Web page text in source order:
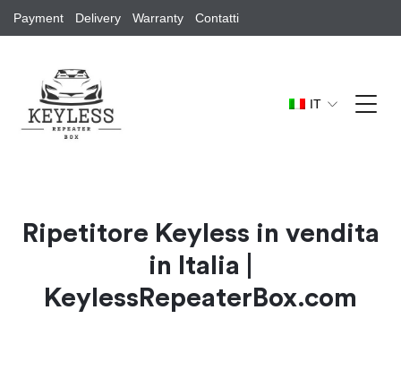
Payment Delivery Warranty Contatti
IT
Ripetitore Keyless in vendita
in Italia |
KeylessRepeaterBox.com